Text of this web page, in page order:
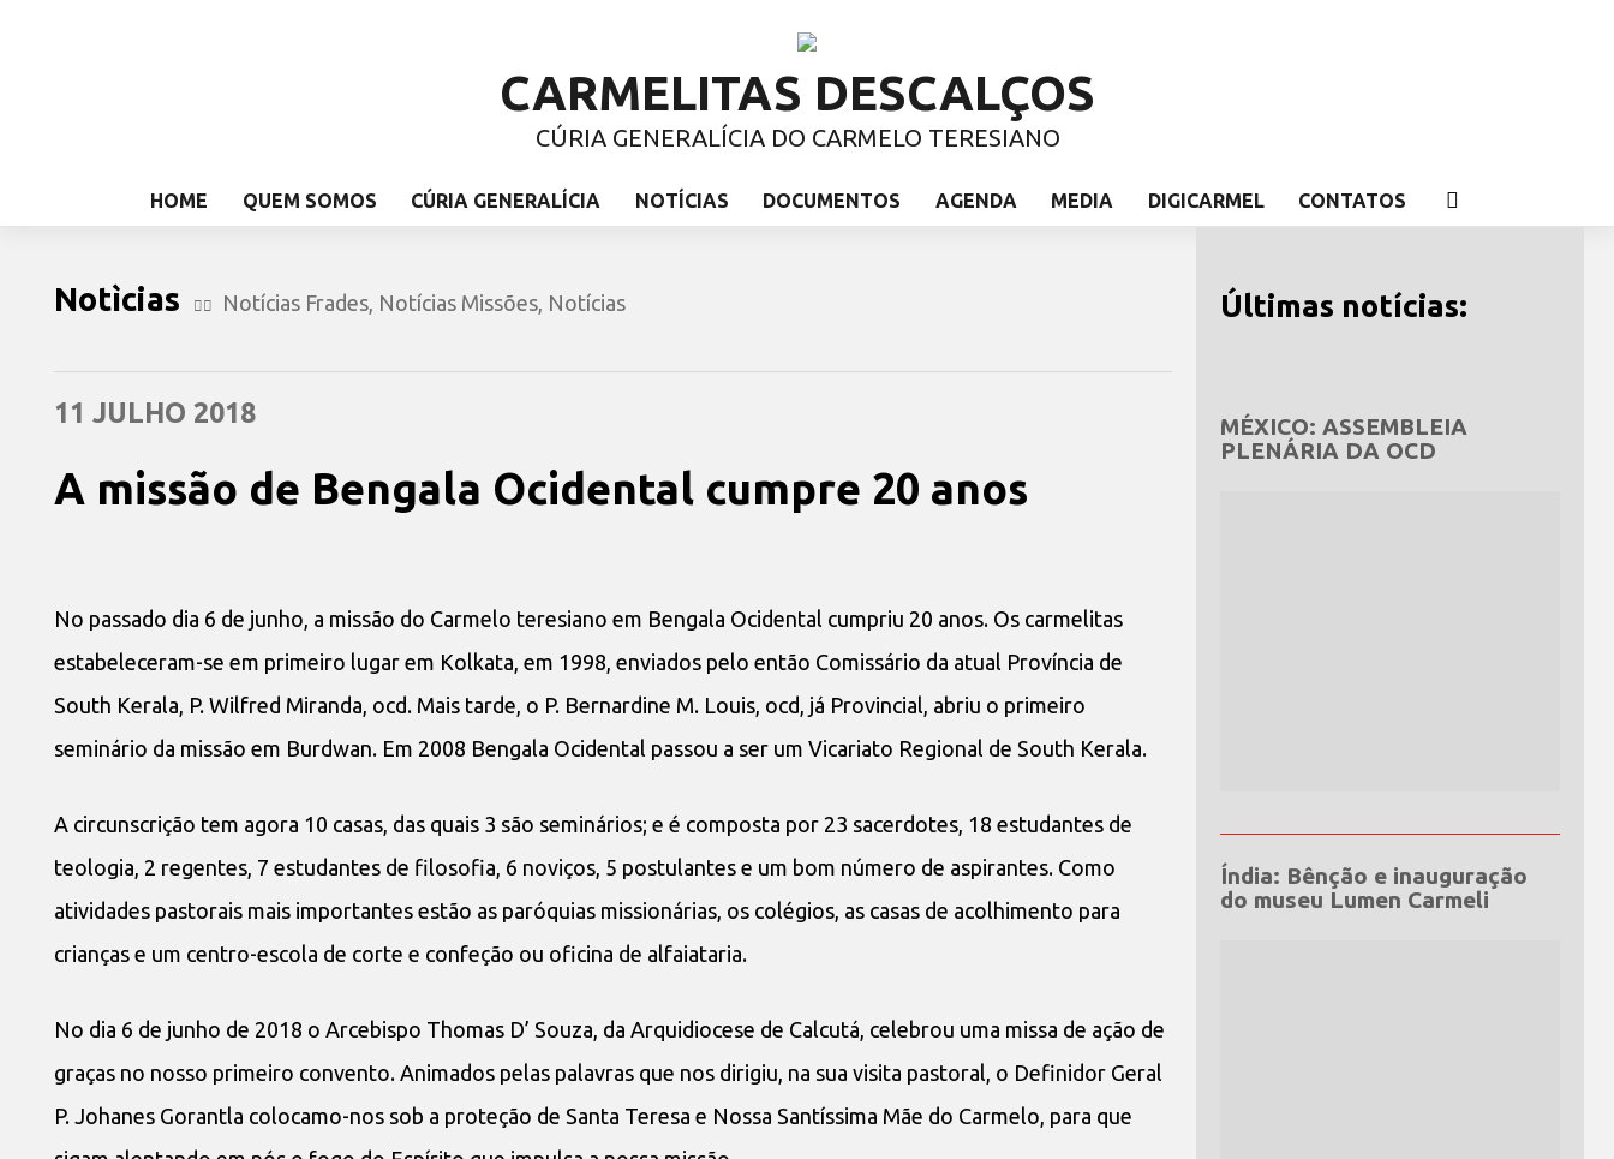
CARMELITAS DESCALÇOS
CÚRIA GENERALÍCIA DO CARMELO TERESIANO
HOME QUEM SOMOS CÚRIA GENERALÍCIA NOTÍCIAS DOCUMENTOS AGENDA MEDIA DIGICARMEL CONTATOS
Notìcias Notícias Frades Notícias Missões Notícias
11 JULHO 2018
A missão de Bengala Ocidental cumpre 20 anos
No passado dia 6 de junho, a missão do Carmelo teresiano em Bengala Ocidental cumpriu 20 anos. Os carmelitas
estabeleceram-se em primeiro lugar em Kolkata, em 1998, enviados pelo então Comissário da atual Província de
South Kerala, P. Wilfred Miranda, ocd. Mais tarde, o P. Bernardine M. Louis, ocd, já Provincial, abriu o primeiro
seminário da missão em Burdwan. Em 2008 Bengala Ocidental passou a ser um Vicariato Regional de South Kerala.
A circunscrição tem agora 10 casas, das quais 3 são seminários; e é composta por 23 sacerdotes, 18 estudantes de
teologia, 2 regentes, 7 estudantes de filosofia, 6 noviços, 5 postulantes e um bom número de aspirantes. Como
atividades pastorais mais importantes estão as paróquias missionárias, os colégios, as casas de acolhimento para
crianças e um centro-escola de corte e confeção ou oficina de alfaiataria.
No dia 6 de junho de 2018 o Arcebispo Thomas D’ Souza, da Arquidiocese de Calcutá, celebrou uma missa de ação de
graças no nosso primeiro convento. Animados pelas palavras que nos dirigiu, na sua visita pastoral, o Definidor Geral
P. Johanes Gorantla colocamo-nos sob a proteção de Santa Teresa e Nossa Santíssima Mãe do Carmelo, para que
Últimas notícias:
MÉXICO: ASSEMBLEIA
PLENÁRIA DA OCD
Índia: Bênção e inauguração
do museu Lumen Carmeli